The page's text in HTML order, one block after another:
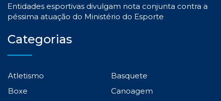
Entidades esportivas divulgam nota conjunta contra a
péssima atuação do Ministério do Esporte
Categorias
Atletismo
Basquete
Boxe
Canoagem